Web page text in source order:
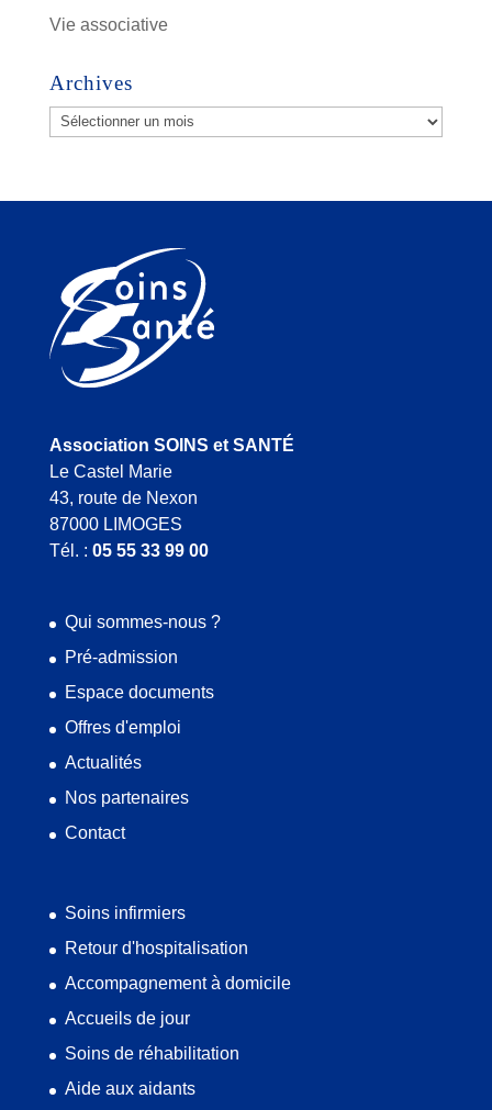
Vie associative
Archives
Archives
Association SOINS et SANTÉ
Le Castel Marie
43, route de Nexon
87000 LIMOGES
Tél. : 05 55 33 99 00
Qui sommes-nous ?
Pré-admission
Espace documents
Offres d'emploi
Actualités
Nos partenaires
Contact
Soins infirmiers
Retour d'hospitalisation
Accompagnement à domicile
Accueils de jour
Soins de réhabilitation
Aide aux aidants